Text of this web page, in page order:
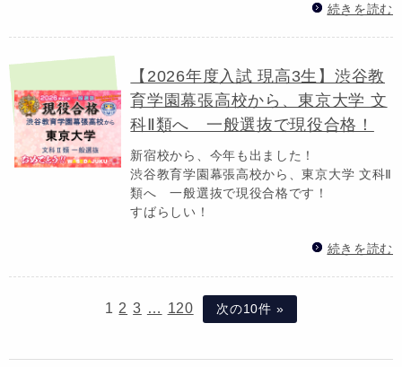
続きを読む
【2026年度入試 現高3生】渋谷教
育学園幕張高校から、東京大学 文
科Ⅱ類へ 一般選抜で現役合格！
新宿校から、今年も出ました！
渋谷教育学園幕張高校から、東京大学 文科Ⅱ
類へ 一般選抜で現役合格です！
すばらしい！
続きを読む
1 2 3 … 120 次の10件 »